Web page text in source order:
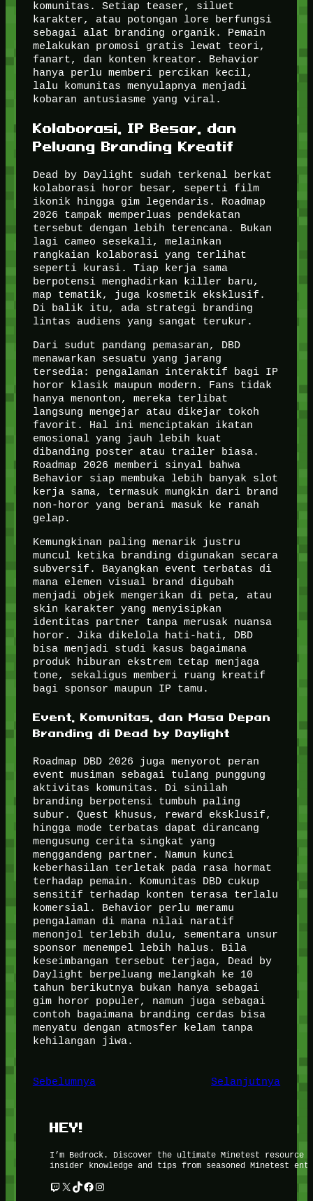
komunitas. Setiap teaser, siluet
karakter, atau potongan lore berfungsi
sebagai alat branding organik. Pemain
melakukan promosi gratis lewat teori,
fanart, dan konten kreator. Behavior
hanya perlu memberi percikan kecil,
lalu komunitas menyulapnya menjadi
kobaran antusiasme yang viral.
Kolaborasi, IP Besar, dan
Peluang Branding Kreatif
Dead by Daylight sudah terkenal berkat
kolaborasi horor besar, seperti film
ikonik hingga gim legendaris. Roadmap
2026 tampak memperluas pendekatan
tersebut dengan lebih terencana. Bukan
lagi cameo sesekali, melainkan
rangkaian kolaborasi yang terlihat
seperti kurasi. Tiap kerja sama
berpotensi menghadirkan killer baru,
map tematik, juga kosmetik eksklusif.
Di balik itu, ada strategi branding
lintas audiens yang sangat terukur.
Dari sudut pandang pemasaran, DBD
menawarkan sesuatu yang jarang
tersedia: pengalaman interaktif bagi IP
horor klasik maupun modern. Fans tidak
hanya menonton, mereka terlibat
langsung mengejar atau dikejar tokoh
favorit. Hal ini menciptakan ikatan
emosional yang jauh lebih kuat
dibanding poster atau trailer biasa.
Roadmap 2026 memberi sinyal bahwa
Behavior siap membuka lebih banyak slot
kerja sama, termasuk mungkin dari brand
non-horor yang berani masuk ke ranah
gelap.
Kemungkinan paling menarik justru
muncul ketika branding digunakan secara
subversif. Bayangkan event terbatas di
mana elemen visual brand digubah
menjadi objek mengerikan di peta, atau
skin karakter yang menyisipkan
identitas partner tanpa merusak nuansa
horor. Jika dikelola hati-hati, DBD
bisa menjadi studi kasus bagaimana
produk hiburan ekstrem tetap menjaga
tone, sekaligus memberi ruang kreatif
bagi sponsor maupun IP tamu.
Event, Komunitas, dan Masa Depan
Branding di Dead by Daylight
Roadmap DBD 2026 juga menyorot peran
event musiman sebagai tulang punggung
aktivitas komunitas. Di sinilah
branding berpotensi tumbuh paling
subur. Quest khusus, reward eksklusif,
hingga mode terbatas dapat dirancang
mengusung cerita singkat yang
menggandeng partner. Namun kunci
keberhasilan terletak pada rasa hormat
terhadap pemain. Komunitas DBD cukup
sensitif terhadap konten terasa terlalu
komersial. Behavior perlu meramu
pengalaman di mana nilai naratif
menonjol terlebih dulu, sementara unsur
sponsor menempel lebih halus. Bila
keseimbangan tersebut terjaga, Dead by
Daylight berpeluang melangkah ke 10
tahun berikutnya bukan hanya sebagai
gim horor populer, namun juga sebagai
contoh bagaimana branding cerdas bisa
menyatu dengan atmosfer kelam tanpa
kehilangan jiwa.
Sebelumnya Selanjutnya
HEY!
I’m Bedrock. Discover the ultimate Minetest
insider knowledge and tips from seasoned Minetest
Twitch X TikTok Facebook Instagram